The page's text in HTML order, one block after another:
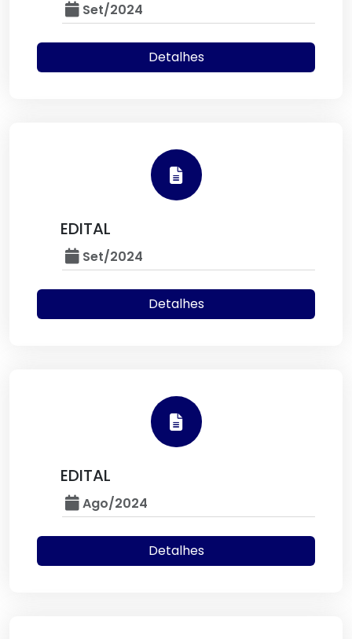
Set/2024
Detalhes
EDITAL
Set/2024
Detalhes
EDITAL
Ago/2024
Detalhes